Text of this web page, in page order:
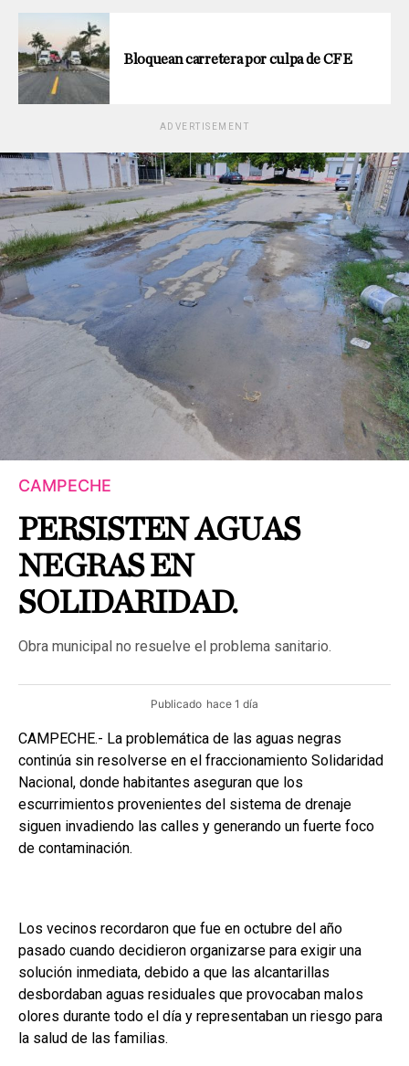
Bloquean carretera por culpa de CFE
ADVERTISEMENT
CAMPECHE
PERSISTEN AGUAS
NEGRAS EN
SOLIDARIDAD.
Obra municipal no resuelve el problema sanitario.
Publicado hace 1 día
CAMPECHE.- La problemática de las aguas negras
continúa sin resolverse en el fraccionamiento Solidaridad
Nacional, donde habitantes aseguran que los
escurrimientos provenientes del sistema de drenaje
siguen invadiendo las calles y generando un fuerte foco
de contaminación.
Los vecinos recordaron que fue en octubre del año
pasado cuando decidieron organizarse para exigir una
solución inmediata, debido a que las alcantarillas
desbordaban aguas residuales que provocaban malos
olores durante todo el día y representaban un riesgo para
la salud de las familias.